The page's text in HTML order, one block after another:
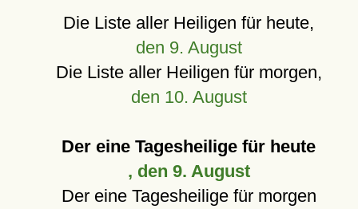
Die Liste aller Heiligen für heute,
den 9. August
Die Liste aller Heiligen für morgen,
den 10. August
Der eine Tagesheilige für heute
, den 9. August
Der eine Tagesheilige für morgen